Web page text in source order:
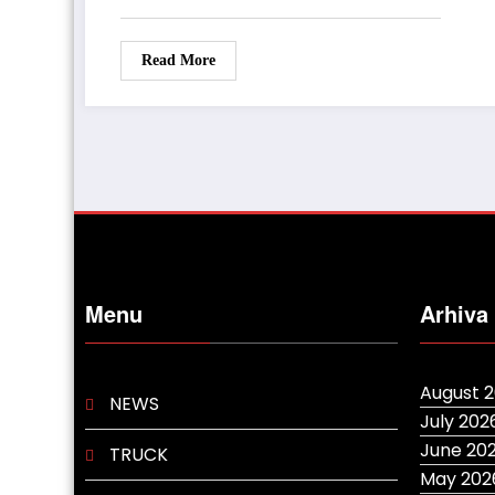
Read More
Menu
NEWS
TRUCK
Arhiva
August
July
June
May